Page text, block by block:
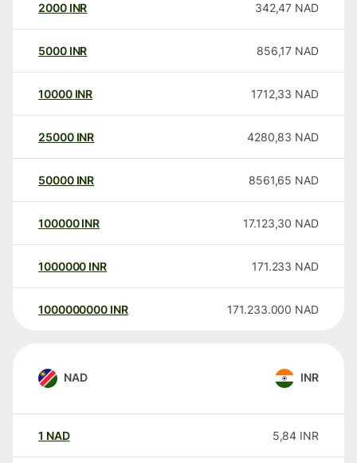
2000 INR 342,47 NAD
5000 INR 856,17 NAD
10000 INR 1712,33 NAD
25000 INR 4280,83 NAD
50000 INR 8561,65 NAD
100000 INR 17.123,30 NAD
1000000 INR 171.233 NAD
1000000000 INR 171.233.000 NAD
NAD INR
1 NAD 5,84 INR